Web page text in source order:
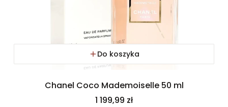
Do koszyka
Chanel Coco Mademoiselle 50 ml
Cena
1 199,99 zł